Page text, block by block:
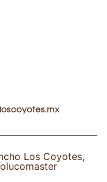
Los Coyotes,